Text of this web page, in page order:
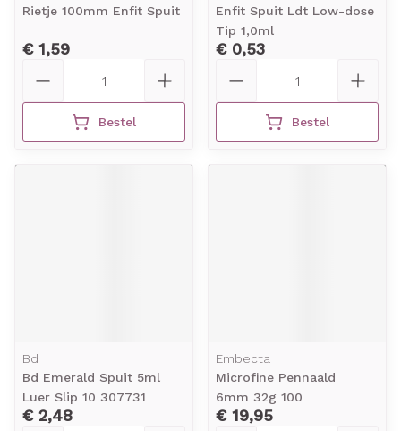
Rietje 100mm Enfit Spuit
€ 1,59
Bestel
Enfit Spuit Ldt Low-dose
Tip 1,0ml
€ 0,53
Bestel
Bd
Bd Emerald Spuit 5ml
Luer Slip 10 307731
€ 2,48
Embecta
Microfine Pennaald
6mm 32g 100
€ 19,95